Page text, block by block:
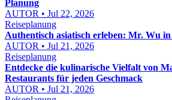
Planung
AUTOR • Jul 22, 2026
Reiseplanung
Authentisch asiatisch erleben: Mr. Wu
AUTOR • Jul 21, 2026
Reiseplanung
Entdecke die kulinarische Vielfalt von
Restaurants für jeden Geschmack
AUTOR • Jul 21, 2026